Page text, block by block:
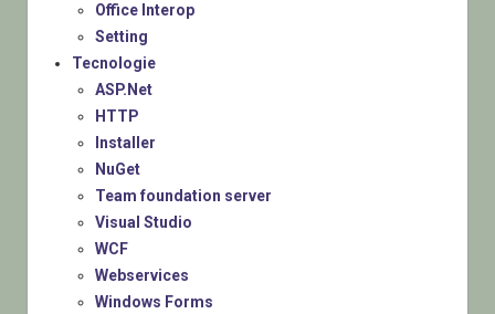
Office Interop
Setting
Tecnologie
ASP.Net
HTTP
Installer
NuGet
Team foundation server
Visual Studio
WCF
Webservices
Windows Forms